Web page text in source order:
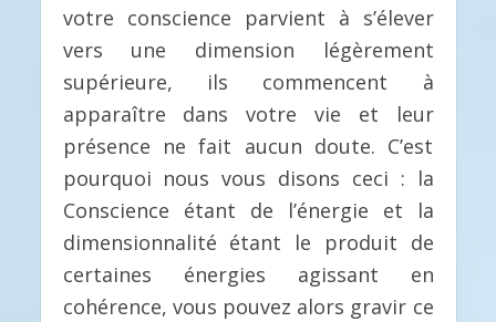
votre conscience parvient à s’élever
vers une dimension légèrement
supérieure, ils commencent à
apparaître dans votre vie et leur
présence ne fait aucun doute. C’est
pourquoi nous vous disons ceci : la
Conscience étant de l’énergie et la
dimensionnalité étant le produit de
certaines énergies agissant en
cohérence, vous pouvez alors gravir ce